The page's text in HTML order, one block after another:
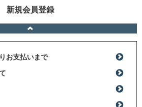
新規会員登録
お支払いまで